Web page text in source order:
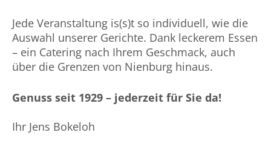
Jede Veranstaltung is(s)t so individuell, wie die
Auswahl unserer Gerichte. Dank leckerem Essen
– ein Catering nach Ihrem Geschmack, auch
über die Grenzen von Nienburg hinaus.
Genuss seit 1929 – jederzeit für Sie da!
Ihr Jens Bokeloh